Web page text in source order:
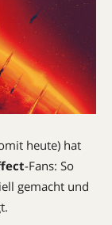
heute) hat
-Fans: So
gemacht und